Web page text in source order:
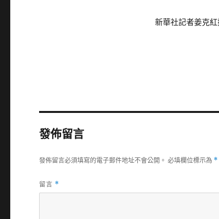
新華社記者姜克
發佈留言
發佈留言必須填寫的電子郵件地址不會公開。 必填欄位標示為 *
留言 *